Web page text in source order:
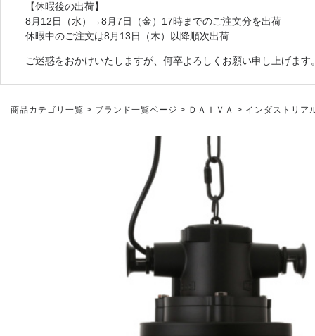
【休暇後の出荷】
8月12日（水）→8月7日（金）17時までのご注文分を出荷
休暇中のご注文は8月13日（木）以降順次出荷
ご迷惑をおかけいたしますが、何卒よろしくお願い申し上げます
商品カテゴリ一覧 > ブランド一覧ページ > ＤＡＩＶＡ > インダストリア